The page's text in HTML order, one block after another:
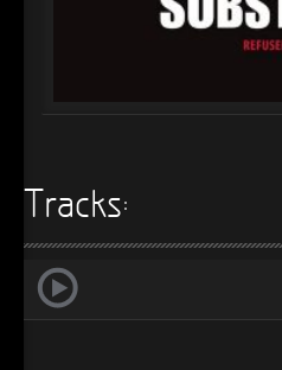
► Der Siebte Tag
Oberer Totpunkt
► Zeit verfliegt
Tracks: